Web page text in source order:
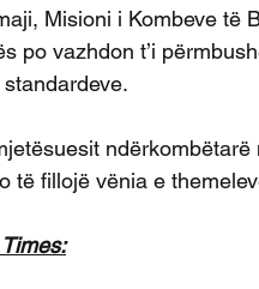
Misioni i Kombeve
po vazhdon t’i
të fillojë vënia e